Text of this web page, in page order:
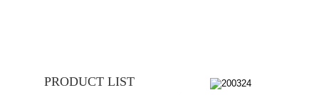
PRODUCT LIST